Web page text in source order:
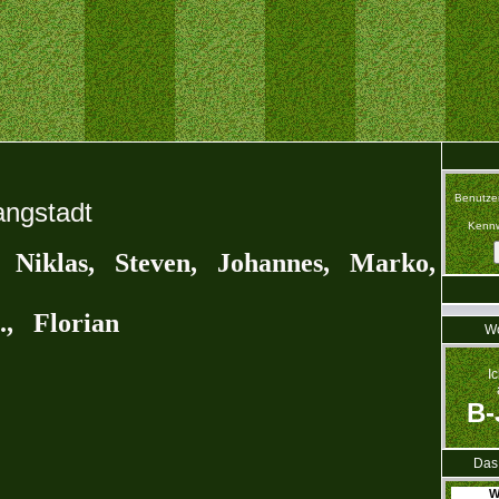
Steven, Johannes, Marko,
Florian